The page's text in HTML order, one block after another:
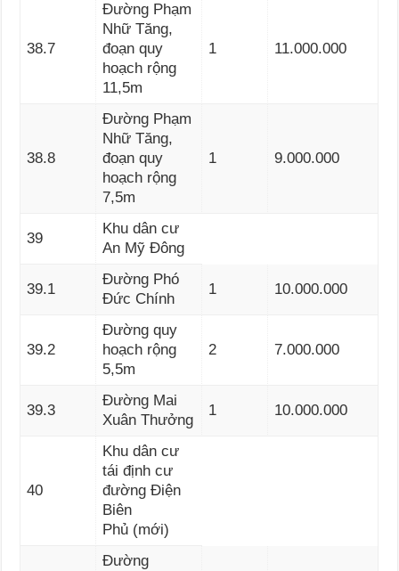
38.7
Đường Phạm
Nhữ Tăng,
đoạn quy
hoạch rộng
11,5m
1 11.000.000
38.8
Đường Phạm
Nhữ Tăng,
đoạn quy
hoạch rộng
7,5m
1 9.000.000
39
Khu dân cư
An Mỹ Đông
39.1
Đường Phó
Đức Chính
1 10.000.000
39.2
Đường quy
hoạch rộng
5,5m
2 7.000.000
39.3
Đường Mai
Xuân Thưởng
1 10.000.000
40
Khu dân cư
tái định cư
đường Điện
Biên
Phủ (mới)
Đường